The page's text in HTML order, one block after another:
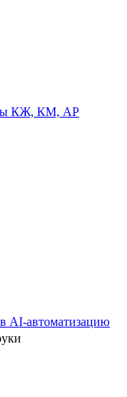
КЖ, КМ, АР
AI-автоматизацию